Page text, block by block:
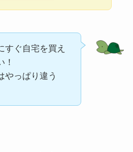
すぐ自宅を買え
！
やっぱり違う